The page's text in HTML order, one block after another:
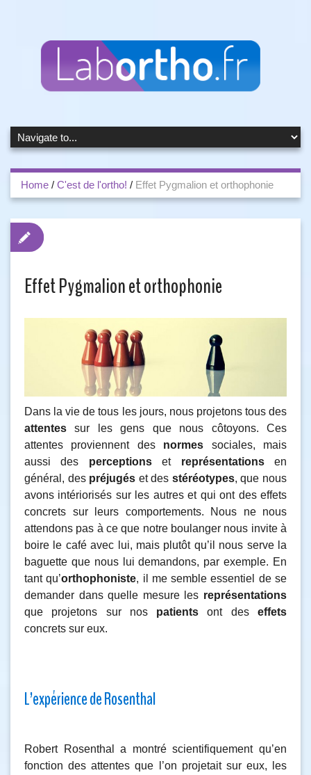
Home / C'est de l'ortho! / Effet Pygmalion et orthophonie
Effet Pygmalion et orthophonie
Dans la vie de tous les jours, nous projetons tous des
attentes sur les gens que nous côtoyons. Ces
attentes proviennent des normes sociales, mais
aussi des perceptionset représentationsen
général, des préjugés et des stéréotypes, que nous
avons intériorisés sur les autres et qui ont des effets
concrets sur leurs comportements. Nous ne nous
attendons pas à ce que notre boulanger nous invite à
boire le café avec lui, mais plutôt qu’il nous serve la
baguette que nous lui demandons, par exemple. En
tant qu’orthophoniste, il me semble essentiel de se
demander dans quelle mesure les représentations
que projetons sur nos patients ont deseffets
concrets sur eux.
L’expérience de Rosenthal
Robert Rosenthal a montré scientifiquement qu’en
fonction des attentes que l’on projetait sur eux, les